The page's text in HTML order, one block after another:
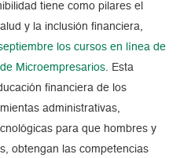
tiene como pilares el
y la inclusión financiera,
los cursos en línea de
Microempresarios. Esta
financiera de los
administrativas,
para que hombres y
obtengan las competencias